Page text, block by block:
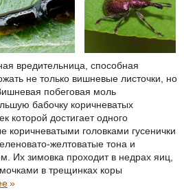
вредительница, способная
не только вишневые листочки, но
побеговая моль
бабочку коричневатых
которой достигает одного
коричневатыми головками гусенички
желтоватые тона и
Их зимовка проходит в недрах яиц,
в трещинках коры
»